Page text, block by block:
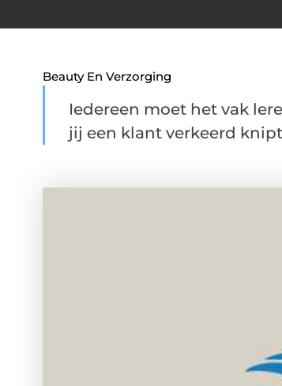
Beauty En Verzorging
Iedereen moet het vak
jij een klant verkeerd knipt